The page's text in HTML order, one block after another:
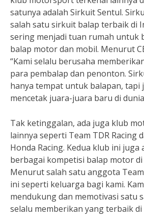
satunya adalah Sirkuit Sentul.
salah satu sirkuit balap terbaik di
sering menjadi tuan rumah untuk
balap motor dan mobil. Menurut
“Kami selalu berusaha
para pembalap dan penonton.
hanya tempat untuk balapan,
mencetak juara-juara baru di
Tak ketinggalan, ada juga klub
lainnya seperti Team TDR Racing
Honda Racing. Kedua klub ini juga
berbagai kompetisi balap motor di
Menurut salah satu anggota Team
ini seperti keluarga bagi kami.
mendukung dan memotivasi satu
selalu memberikan yang terbaik di